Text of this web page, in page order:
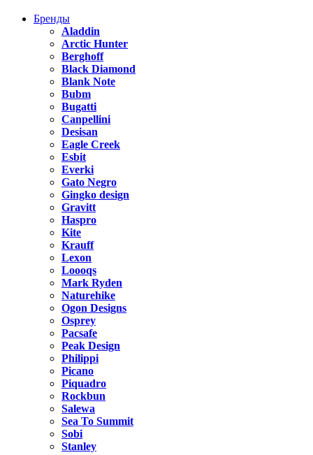
Бренды
Aladdin
Arctic Hunter
Berghoff
Black Diamond
Blank Note
Bubm
Bugatti
Canpellini
Desisan
Eagle Creek
Esbit
Everki
Gato Negro
Gingko design
Gravitt
Haspro
Kite
Krauff
Lexon
Loooqs
Mark Ryden
Naturehike
Ogon Designs
Osprey
Pacsafe
Peak Design
Philippi
Picano
Piquadro
Rockbun
Salewa
Sea To Summit
Sobi
Stanley